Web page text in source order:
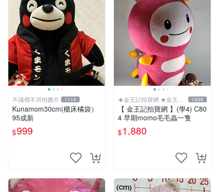
不議價不另拍圖片 1114
Kunamom30cm(櫃床橘袋）
95成新
$999
★金王記拍寶網 ★金王記
拍寶趣
1639
【 金王記拍寶網 】(學4) C80
4 早期momo毛毛蟲一隻
$1,880